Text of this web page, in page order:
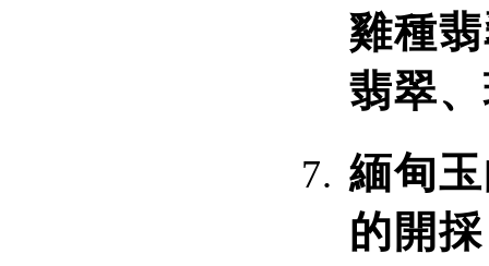
雞種
翡翠
緬甸
的開